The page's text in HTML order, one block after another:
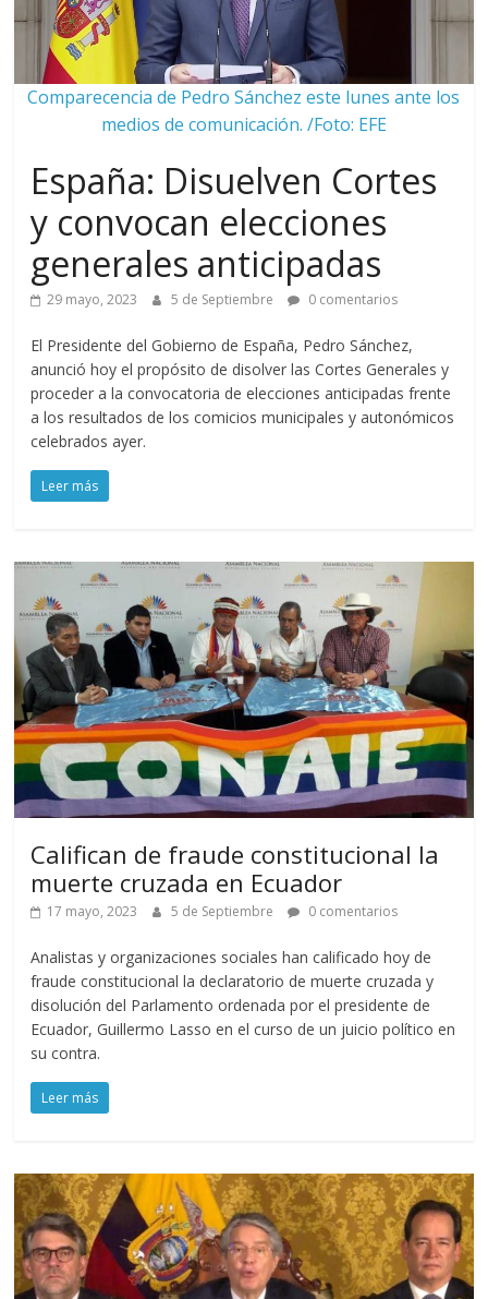
Comparecencia de Pedro Sánchez este lunes ante los
medios de comunicación. /Foto: EFE
España: Disuelven Cortes
y convocan elecciones
generales anticipadas
29 mayo, 2023 5 de Septiembre 0 comentarios
El Presidente del Gobierno de España, Pedro Sánchez,
anunció hoy el propósito de disolver las Cortes Generales y
proceder a la convocatoria de elecciones anticipadas frente
a los resultados de los comicios municipales y autonómicos
celebrados ayer.
Leer más
Califican de fraude constitucional la
muerte cruzada en Ecuador
17 mayo, 2023 5 de Septiembre 0 comentarios
Analistas y organizaciones sociales han calificado hoy de
fraude constitucional la declaratorio de muerte cruzada y
disolución del Parlamento ordenada por el presidente de
Ecuador, Guillermo Lasso en el curso de un juicio político en
su contra.
Leer más